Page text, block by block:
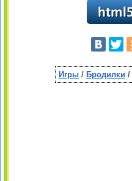
Игры/ Бродилки /